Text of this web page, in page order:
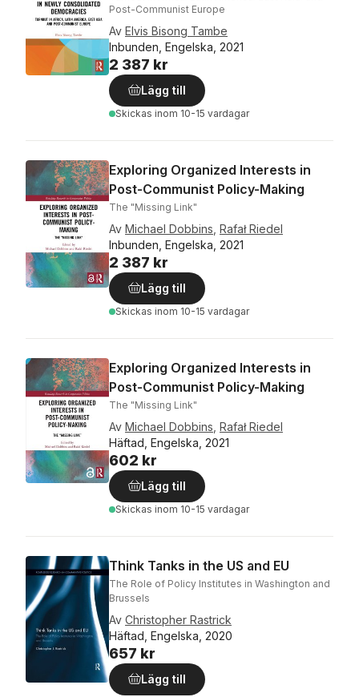
Post-Communist Europe
Av Elvis Bisong Tambe
Inbunden, Engelska, 2021
2 387 kr
Lägg till
Skickas inom 10-15 vardagar
Exploring Organized Interests in
Post-Communist Policy-Making
The "Missing Link"
Av Michael Dobbins Rafał Riedel
Inbunden, Engelska, 2021
2 387 kr
Lägg till
Skickas inom 10-15 vardagar
Exploring Organized Interests in
Post-Communist Policy-Making
The "Missing Link"
Av Michael Dobbins Rafał Riedel
Häftad, Engelska, 2021
602 kr
Lägg till
Skickas inom 10-15 vardagar
Think Tanks in the US and EU
The Role of Policy Institutes in Washington and
Brussels
Av Christopher Rastrick
Häftad, Engelska, 2020
657 kr
Lägg till